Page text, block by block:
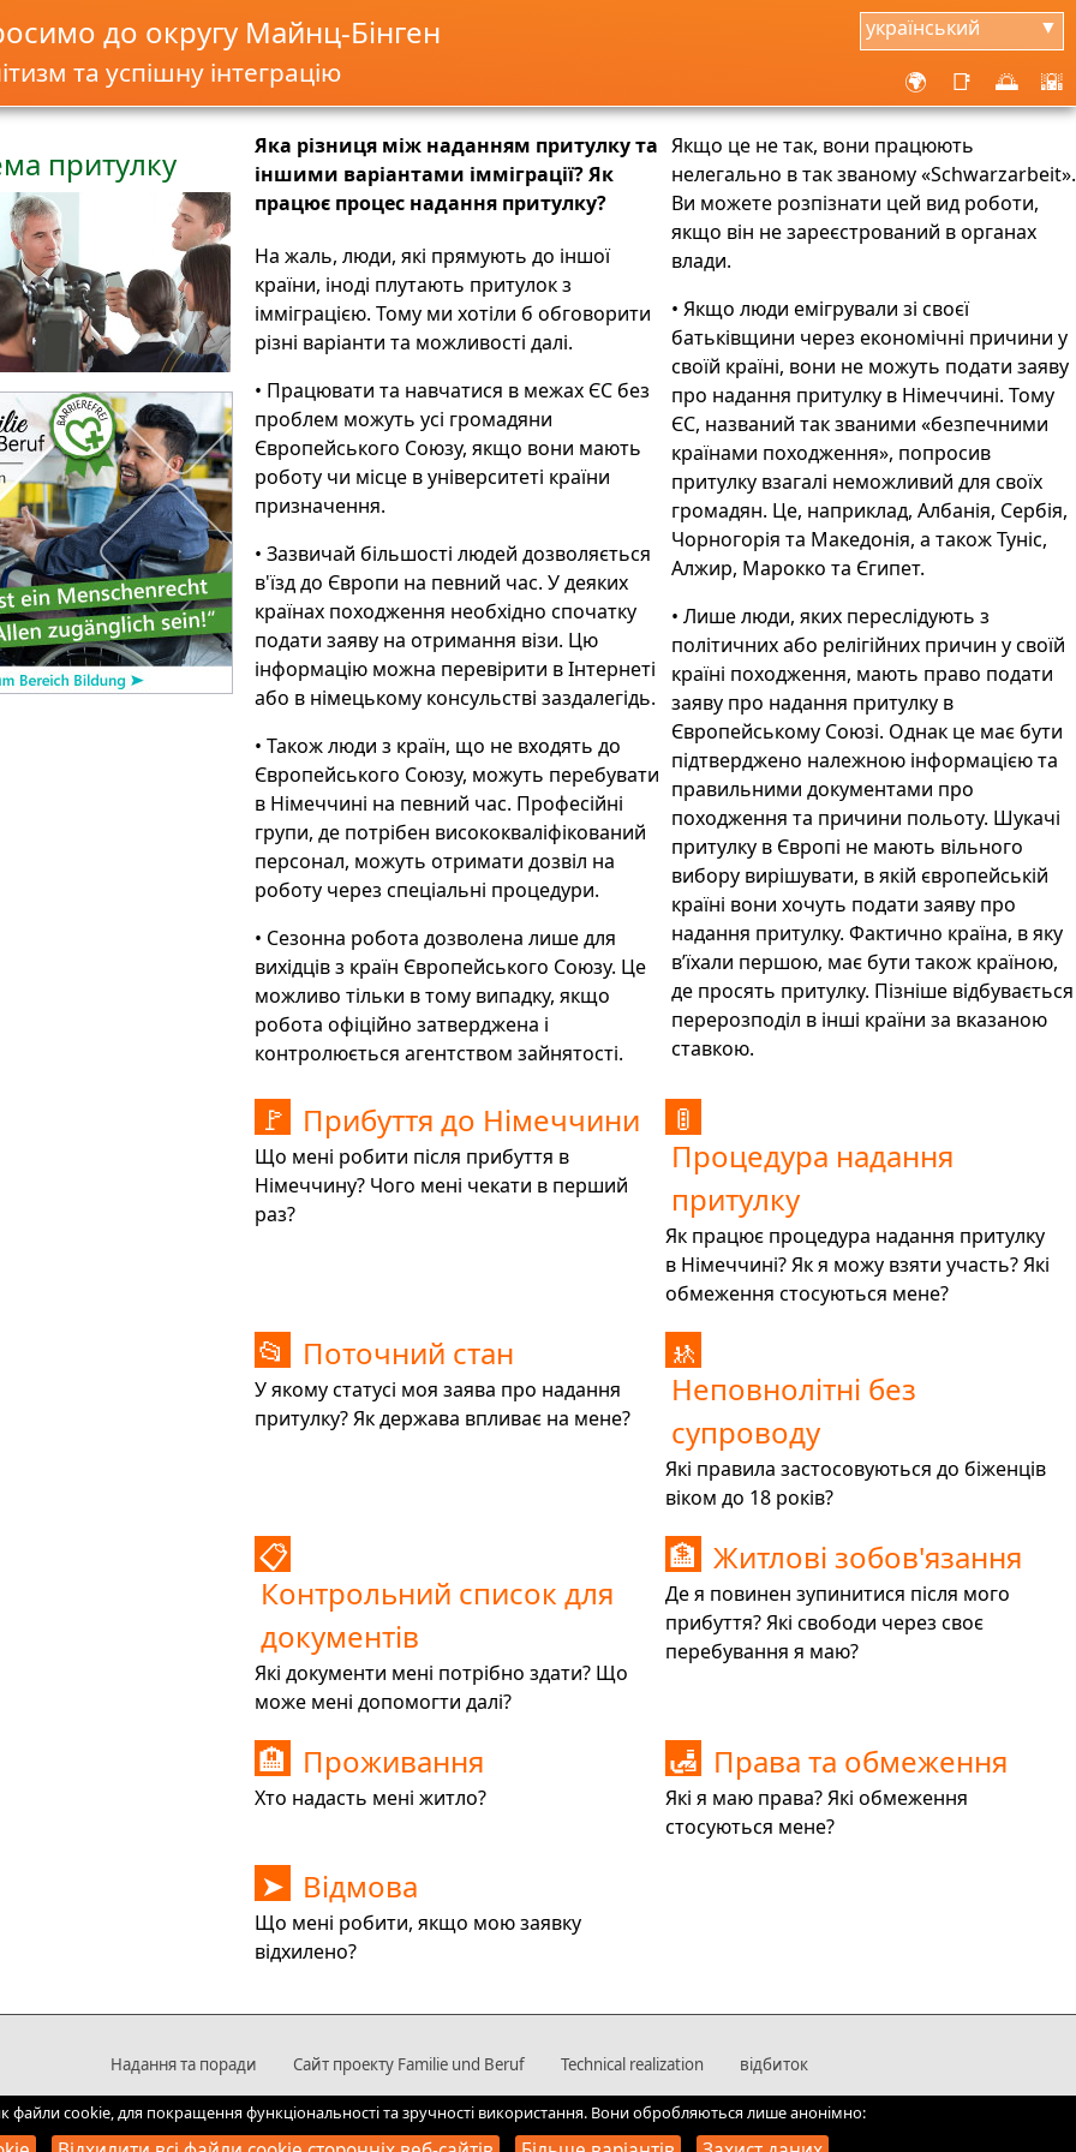
український ▼
до округу Майнц-Бінген
та успішну інтеграцію 🌍 📑 🌅 🌇
притулку
Яка різниця між наданням притулку та
іншими варіантами імміграції? Як
працює процес надання притулку?
На жаль, люди, які прямують до іншої
країни, іноді плутають притулок з
імміграцією. Тому ми хотіли б обговорити
різні варіанти та можливості далі.
• Працювати та навчатися в межах ЄС без
проблем можуть усі громадяни
Європейського Союзу, якщо вони мають
роботу чи місце в університеті країни
призначення.
• Зазвичай більшості людей дозволяється
в'їзд до Європи на певний час. У деяких
країнах походження необхідно спочатку
подати заяву на отримання візи. Цю
інформацію можна перевірити в Інтернеті
або в німецькому консульстві заздалегідь.
• Також люди з країн, що не входять до
Європейського Союзу, можуть перебувати
в Німеччині на певний час. Професійні
групи, де потрібен висококваліфікований
персонал, можуть отримати дозвіл на
роботу через спеціальні процедури.
• Сезонна робота дозволена лише для
вихідців з країн Європейського Союзу. Це
можливо тільки в тому випадку, якщо
робота офіційно затверджена і
контролюється агентством зайнятості.
Якщо це не так, вони працюють
нелегально в так званому «Schwarzarbeit».
Ви можете розпізнати цей вид роботи,
якщо він не зареєстрований в органах
влади.
• Якщо люди емігрували зі своєї
батьківщини через економічні причини у
своїй країні, вони не можуть подати заяву
про надання притулку в Німеччині. Тому
ЄС, названий так званими «безпечними
країнами походження», попросив
притулку взагалі неможливий для своїх
громадян. Це, наприклад, Албанія, Сербія,
Чорногорія та Македонія, а також Туніс,
Алжир, Марокко та Єгипет.
• Лише люди, яких переслідують з
політичних або релігійних причин у своїй
країні походження, мають право подати
заяву про надання притулку в
Європейському Союзі. Однак це має бути
підтверджено належною інформацією та
правильними документами про
походження та причини польоту. Шукачі
притулку в Європі не мають вільного
вибору вирішувати, в якій європейській
країні вони хочуть подати заяву про
надання притулку. Фактично країна, в яку
в’їхали першою, має бути також країною,
де просять притулку. Пізніше відбувається
перерозподіл в інші країни за вказаною
ставкою.
🚩 Прибуття до Німеччини
Що мені робити після прибуття в
Німеччину? Чого мені чекати в перший
раз?
🚦
Процедура надання
притулку
Як працює процедура надання притулку
в Німеччині? Як я можу взяти участь? Які
обмеження стосуються мене?
📂 Поточний стан
У якому статусі моя заява про надання
притулку? Як держава впливає на мене?
🚸
Неповнолітні без
супроводу
Які правила застосовуються до біженців
віком до 18 років?
📋
Контрольний список для
документів
Які документи мені потрібно здати? Що
може мені допомогти далі?
🏦 Житлові зобов'язання
Де я повинен зупинитися після мого
прибуття? Які свободи через своє
перебування я маю?
🏨 Проживання
Хто надасть мені житло?
🛃 Права та обмеження
Які я маю права? Які обмеження
стосуються мене?
➤ Відмова
Що мені робити, якщо мою заявку
відхилено?
як файли cookie, для покращення функціональності та зручності використання. Вони обробляються лише анонімно:
Надання та поради Сайт проекту Familie und Beruf Technical realization відбиток